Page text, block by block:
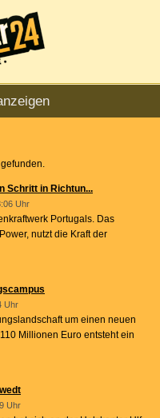
Schritt in Richtun...
Uhr
Portugals. Das
nutzt die Kraft der
Uhr
um einen neuen
Millionen Euro entsteht ein
Uhr